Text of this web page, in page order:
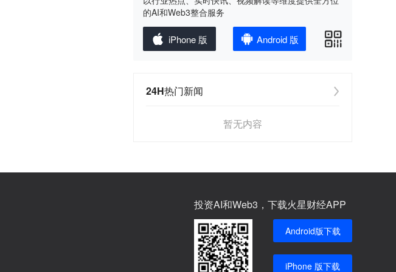
的AI和Web3整合服务
iPhone 版 Android 版
24H热门新闻
暂无内容
投资AI和Web3，下载火星财经APP
Android版下载
iPhone 版下载